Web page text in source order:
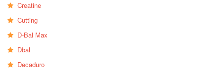
Creatine
Cutting
D-Bal Max
Dbal
Decaduro